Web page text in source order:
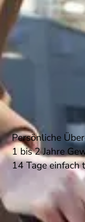
Persönliche
1 bis 2 Jahre
14 Tage einfach